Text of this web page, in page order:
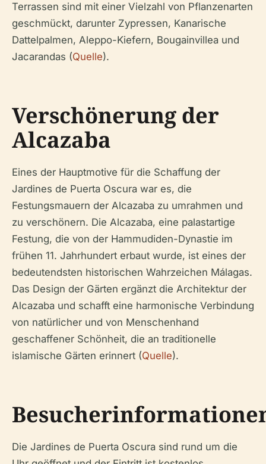
Terrassen sind mit einer Vielzahl von Pflanzenarten
geschmückt, darunter Zypressen, Kanarische
Dattelpalmen, Aleppo-Kiefern, Bougainvillea und
Jacarandas (Quelle).
Verschönerung der
Alcazaba
Eines der Hauptmotive für die Schaffung der
Jardines de Puerta Oscura war es, die
Festungsmauern der Alcazaba zu umrahmen und
zu verschönern. Die Alcazaba, eine palastartige
Festung, die von der Hammudiden-Dynastie im
frühen 11. Jahrhundert erbaut wurde, ist eines der
bedeutendsten historischen Wahrzeichen Málagas.
Das Design der Gärten ergänzt die Architektur der
Alcazaba und schafft eine harmonische Verbindung
von natürlicher und von Menschenhand
geschaffener Schönheit, die an traditionelle
islamische Gärten erinnert (Quelle).
Die Jardines de Puerta Oscura sind rund um die